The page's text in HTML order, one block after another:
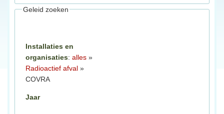
Geleid zoeken
Installaties en
organisaties: alles »
Radioactief afval »
COVRA
Jaar